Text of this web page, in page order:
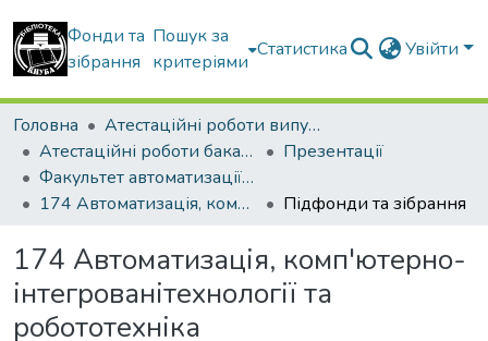
Фонди та
зібрання
Пошук за
критеріями
Статистика Увійти
Головна
Атестаційні роботи випускників
Атестаційні роботи бакалаврів
Презентації
Факультет автоматизації і інформаційних технологій
174 Автоматизація, комп'ютерно-інтегрованітехнології та робототехніка
Підфонди та зібрання
174 Автоматизація, комп'ютерно-
інтегрованітехнології та
робототехніка